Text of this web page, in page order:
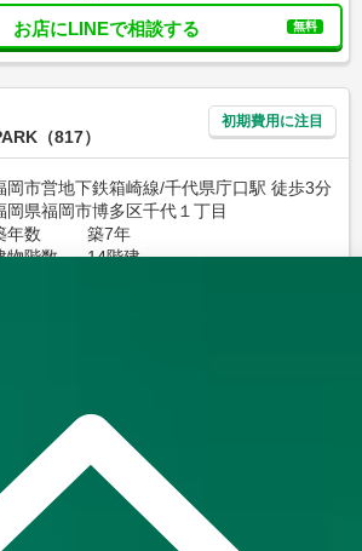
お店にLINEで相談する 無料
（817）
初期費用に注目
岡市営地下鉄箱崎線/千代県庁口駅 徒歩3分
岡県福岡市博多区千代１丁目
年数
築7年
物階数
14階建
1LDK 44.66㎡
無料 電話で問合せ
お店にLINEで相談する